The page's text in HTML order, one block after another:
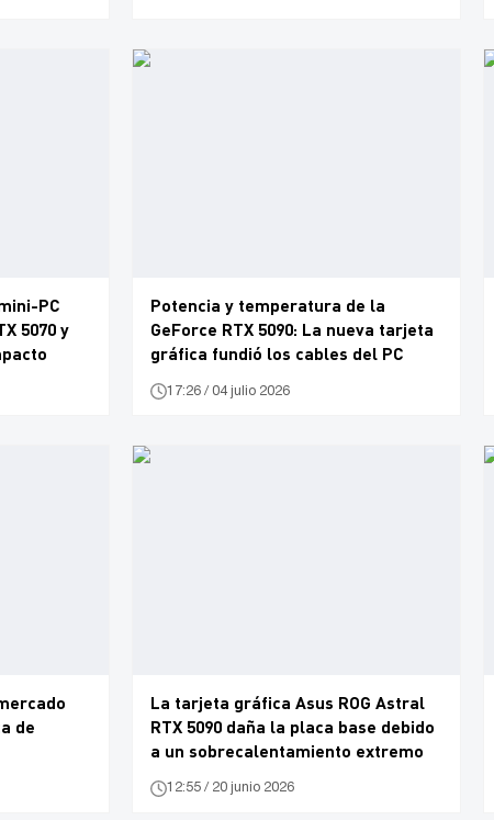
PC
5070 y
Potencia y temperatura de la
GeForce RTX 5090: La nueva tarjeta
gráfica fundió los cables del PC
17:26 / 04 julio 2026
de
La tarjeta gráfica Asus ROG Astral
RTX 5090 daña la placa base debido
a un sobrecalentamiento extremo
12:55 / 20 junio 2026